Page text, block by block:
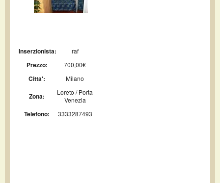
Inserzionista: raf
Prezzo: 700,00€
Citta': Milano
Zona:
Loreto / Porta
Venezia
Telefono: 3333287493